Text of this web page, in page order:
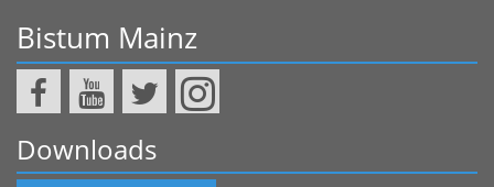
Bistum Mainz
Downloads